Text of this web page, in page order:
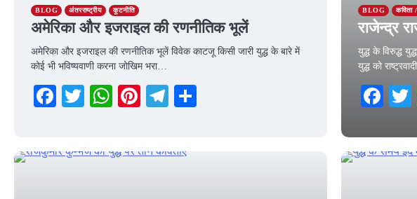
BLOG अंतरराष्ट्रीय कूटनीति
अमेरिका और इजराइल की रणनीतिक भूलें
अमेरिका और इजराइल की रणनीतिक भूलें विवेक काटजू किसी जारी युद्ध के बारे में
कोई भी भविष्यवाणी करना जोखिम भरा…
Facebook
TwitterWhatsApp
PinterestTelegram
BLOG कविता
राजेन्द्र
युद्ध के विरुद्ध
युद्ध को